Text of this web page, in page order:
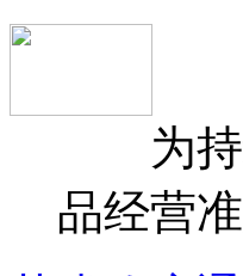
为持续
品经营